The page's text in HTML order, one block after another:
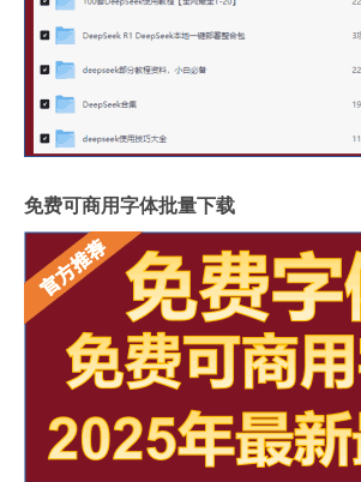
免费可商用字体批量下载